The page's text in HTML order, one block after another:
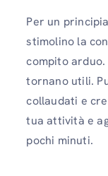
Per un
stimolino la
compito arduo.
tornano utili.
collaudati e
tua attività e
pochi minuti.